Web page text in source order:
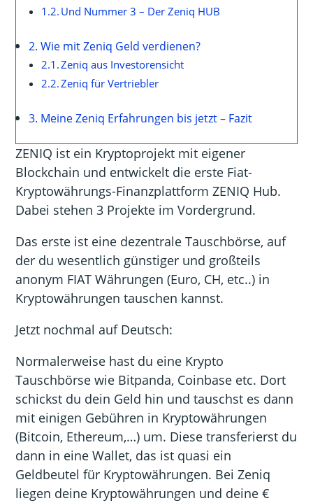
Und Nummer 3 – Der Zeniq HUB
Wie mit Zeniq Geld verdienen?
Zeniq aus Investorensicht
Zeniq für Vertriebler
Meine Zeniq Erfahrungen bis jetzt – Fazit
ZENIQ ist ein Kryptoprojekt mit eigener
Blockchain und entwickelt die erste Fiat-
Kryptowährungs-Finanzplattform ZENIQ Hub.
Dabei stehen 3 Projekte im Vordergrund.
Das erste ist eine dezentrale Tauschbörse, auf
der du wesentlich günstiger und großteils
anonym FIAT Währungen (Euro, CH, etc..) in
Kryptowährungen tauschen kannst.
Jetzt nochmal auf Deutsch:
Normalerweise hast du eine Krypto
Tauschbörse wie Bitpanda, Coinbase etc. Dort
schickst du dein Geld hin und tauschst es dann
mit einigen Gebühren in Kryptowährungen
(Bitcoin, Ethereum,…) um. Diese transferierst du
dann in eine Wallet, das ist quasi ein
Geldbeutel für Kryptowährungen. Bei Zeniq
liegen deine Kryptowährungen und deine €